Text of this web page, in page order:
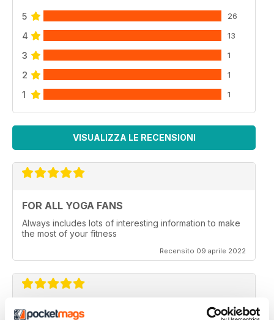
5 26
4 13
3 1
2 1
1 1
VISUALIZZA LE RECENSIONI
FOR ALL YOGA FANS
Always includes lots of interesting information to make
the most of your fitness
Recensito 09 aprile 2022
OM YOGA MAGAZINE